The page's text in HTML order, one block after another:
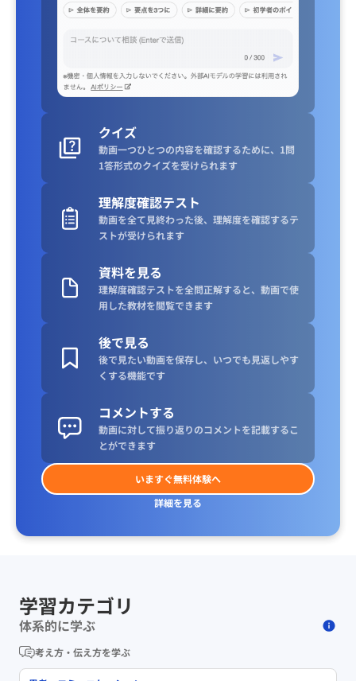
クイズ
動画一つひとつの内容を確認するために、1問
1答形式のクイズを受けられます
理解度確認テスト
動画を全て見終わった後、理解度を確認するテ
ストが受けられます
資料を見る
理解度確認テストを全問正解すると、動画で使
用した教材を閲覧できます
後で見る
後で見たい動画を保存し、いつでも見返しやす
くする機能です
コメントする
動画に対して振り返りのコメントを記載するこ
とができます
いますぐ無料体験へ
詳細を見る
学習カテゴリ
体系的に学ぶ
考え方・伝え方を学ぶ